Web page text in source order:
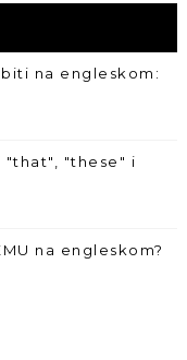
na engleskom:
"that", "these" i
na engleskom?